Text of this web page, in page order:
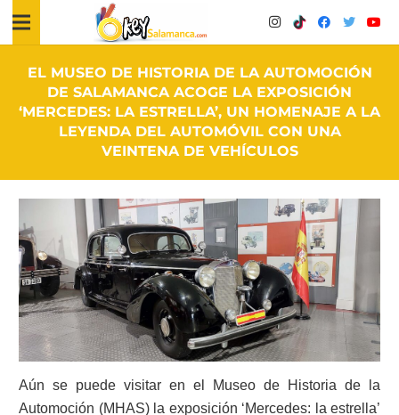
EL MUSEO DE HISTORIA DE LA AUTOMOCIÓN
DE SALAMANCA ACOGE LA EXPOSICIÓN
‘MERCEDES: LA ESTRELLA’, UN HOMENAJE A LA
LEYENDA DEL AUTOMÓVIL CON UNA
VEINTENA DE VEHÍCULOS
Aún se puede visitar en el Museo de Historia de la
Automoción (MHAS) la exposición ‘Mercedes: la estrella’